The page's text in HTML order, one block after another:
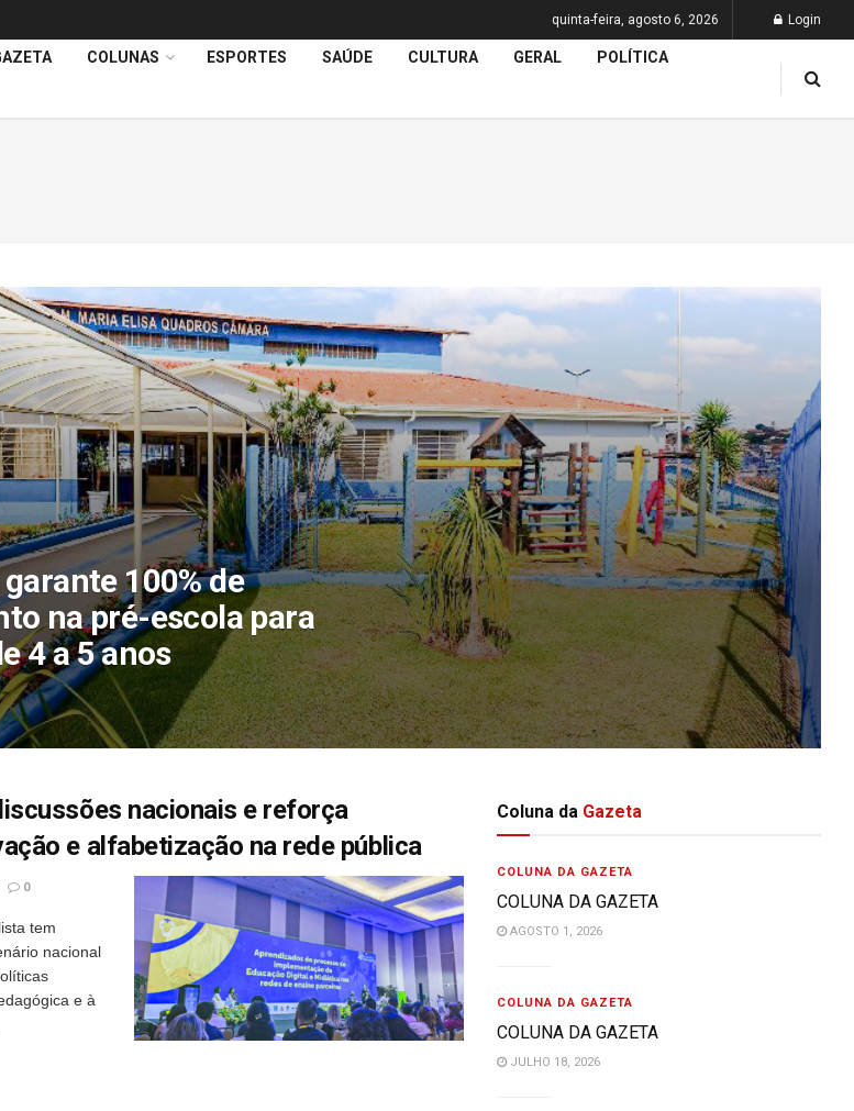
quinta-feira, agosto 6, 2026 Login
COLUNAS ESPORTES SAÚDE CULTURA GERAL POLÍTICA
100% de
na pré-escola para
4 a 5 anos
nacionais e reforça
e alfabetização na rede pública
0
tem
nacional
e à
Coluna da Gazeta
COLUNA DA GAZETA
COLUNA DA GAZETA
AGOSTO 1, 2026
COLUNA DA GAZETA
COLUNA DA GAZETA
JULHO 18, 2026